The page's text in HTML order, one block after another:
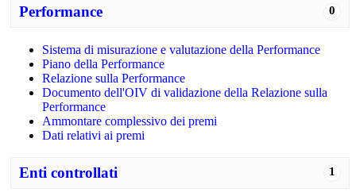
0
Performance
Sistema di misurazione e valutazione della Performance
Piano della Performance
Relazione sulla Performance
Documento dell'OIV di validazione della Relazione sulla
Performance
Ammontare complessivo dei premi
Dati relativi ai premi
1
Enti controllati